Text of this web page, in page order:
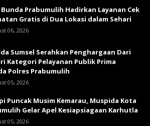
Bunda Prabumulih Hadirkan Layanan Cek
Gratis di Dua Lokasi dalam Sehari
06, 2026
Sumsel Serahkan Penghargaan Dari
Kategori Pelayanan Publik Prima
Polres Prabumulih
05, 2026
Puncak Musim Kemarau, Muspida Kota
Gelar Apel Kesiapsiagaan Karhutla
05, 2026